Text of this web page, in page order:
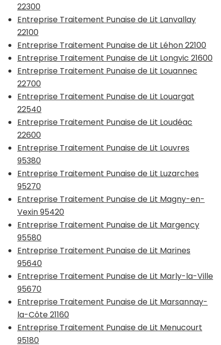
22300
Entreprise Traitement Punaise de Lit Lanvallay
22100
Entreprise Traitement Punaise de Lit Léhon 22100
Entreprise Traitement Punaise de Lit Longvic 21600
Entreprise Traitement Punaise de Lit Louannec
22700
Entreprise Traitement Punaise de Lit Louargat
22540
Entreprise Traitement Punaise de Lit Loudéac
22600
Entreprise Traitement Punaise de Lit Louvres
95380
Entreprise Traitement Punaise de Lit Luzarches
95270
Entreprise Traitement Punaise de Lit Magny-en-
Vexin 95420
Entreprise Traitement Punaise de Lit Margency
95580
Entreprise Traitement Punaise de Lit Marines
95640
Entreprise Traitement Punaise de Lit Marly-la-Ville
95670
Entreprise Traitement Punaise de Lit Marsannay-
la-Côte 21160
Entreprise Traitement Punaise de Lit Menucourt
95180